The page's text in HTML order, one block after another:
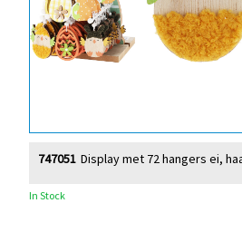
Display met 72 hangers ei,
747051
In Stock